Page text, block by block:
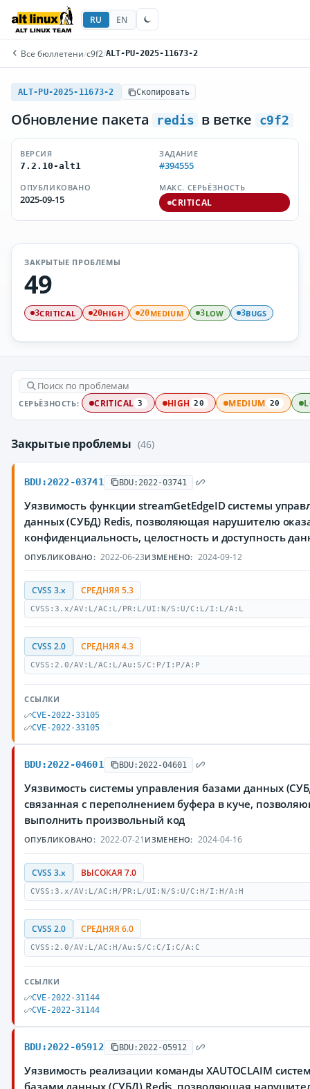
RU EN
Все бюллетени/c9f2/ALT-PU-2025-11673-2
ALT-PU-2025-11673-2 Скопировать
Обновление пакета redis в ветке c9f2
ВЕРСИЯ
7.2.10-alt1
ЗАДАНИЕ
#394555
ОПУБЛИКОВАНО
2025-09-15
МАКС. СЕРЬЁЗНОСТЬ
CRITICAL
ЗАКРЫТЫЕ ПРОБЛЕМЫ
49
3CRITICAL 20HIGH 20MEDIUM 3LOW 3BUGS
СЕРЬЁЗНОСТЬ: CRITICAL 3 HIGH 20 MEDIUM 20
Закрытые проблемы (46)
BDU:2022-03741 BDU:2022-03741
Уязвимость функции streamGetEdgeID системы
данных (СУБД) Redis, позволяющая нарушителю
конфиденциальность, целостность и доступность
ОПУБЛИКОВАНО: 2022-06-23ИЗМЕНЕНО: 2024-09-12
CVSS 3.x СРЕДНЯЯ 5.3
CVSS:3.x/AV:L/AC:L/PR:L/UI:N/S:U/C:L/I:L/A:L
CVSS 2.0 СРЕДНЯЯ 4.3
CVSS:2.0/AV:L/AC:L/Au:S/C:P/I:P/A:P
ССЫЛКИ
CVE-2022-33105
CVE-2022-33105
BDU:2022-04601 BDU:2022-04601
Уязвимость системы управления базами данных
связанная с переполнением буфера в куче,
выполнить произвольный код
ОПУБЛИКОВАНО: 2022-07-21 ИЗМЕНЕНО: 2024-04-16
CVSS 3.x ВЫСОКАЯ 7.0
CVSS:3.x/AV:L/AC:H/PR:L/UI:N/S:U/C:H/I:H/A:H
CVSS 2.0 СРЕДНЯЯ 6.0
CVSS:2.0/AV:L/AC:H/Au:S/C:C/I:C/A:C
ССЫЛКИ
CVE-2022-31144
CVE-2022-31144
BDU:2022-05912 BDU:2022-05912
Уязвимость реализации команды XAUTOCLAIM
базами данных (СУБД) Redis, позволяющая